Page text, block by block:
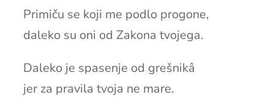
Primiču se koji me podlo progone,
daleko su oni od Zakona tvojega.
Daleko je spasenje od grešnikâ
jer za pravila tvoja ne mare.